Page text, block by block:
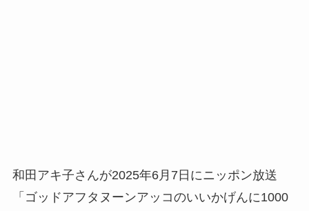
和田アキ子さんが2025年6月7日にニッポン放送
「ゴッドアフタヌーンアッコのいいかげんに1000